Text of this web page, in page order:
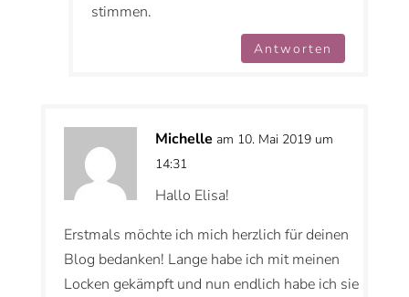
stimmen.
Antworten
Michelle am 10. Mai 2019 um
14:31
Hallo Elisa!
Erstmals möchte ich mich herzlich für deinen
Blog bedanken! Lange habe ich mit meinen
Locken gekämpft und nun endlich habe ich sie